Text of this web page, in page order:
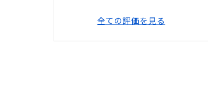
全ての評価を見る